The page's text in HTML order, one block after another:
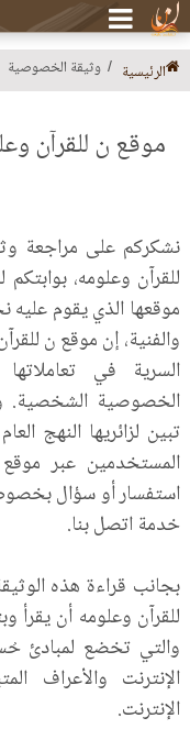
الرئيسية وثيقة الخصوصية
موقع ن للقرآن
نشكركم على مراجعة
للقرآن وعلومه،
موقعها الذي يقوم عليه
والفنية، إن موقع ن
السرية في
الخصوصية الشخصية.
تبين لزائريها النهج
المستخدمين عبر
استفسار أو سؤال
خدمة اتصل بنا.
بجانب قراءة هذه
للقرآن وعلومه أن يقرأ
والتي تخضع لمبادئ
الإنترنت والأعراف
الإنترنت.‏